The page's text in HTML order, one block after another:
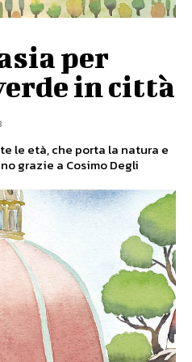
per
in città
le età, che porta la natura e
grazie a Cosimo Degli